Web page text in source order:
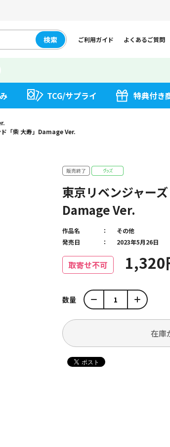
検索 ご利用ガイド よくあるご質問
TCG/サプライ 特典付き
「柴 大寿」Damage Ver.
東京リベンジャー
Damage Ver.
取寄せ不可 1,320
作品名
その他
発売日
2023年5月26日
数量
在庫